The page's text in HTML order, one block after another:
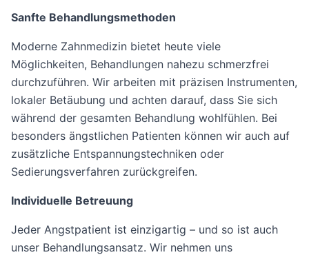
Sanfte Behandlungsmethoden
Moderne Zahnmedizin bietet heute viele
Möglichkeiten, Behandlungen nahezu schmerzfrei
durchzuführen. Wir arbeiten mit präzisen Instrumenten,
lokaler Betäubung und achten darauf, dass Sie sich
während der gesamten Behandlung wohlfühlen. Bei
besonders ängstlichen Patienten können wir auch auf
zusätzliche Entspannungstechniken oder
Sedierungsverfahren zurückgreifen.
Individuelle Betreuung
Jeder Angstpatient ist einzigartig – und so ist auch
unser Behandlungsansatz. Wir nehmen uns